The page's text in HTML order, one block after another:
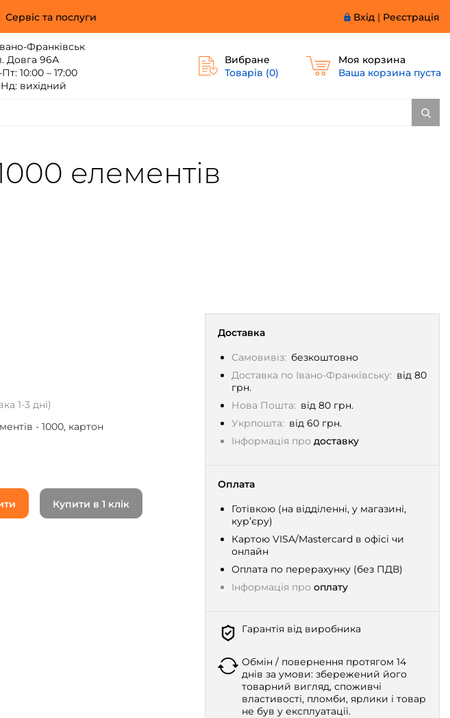
Вхід | Реєстрація
Сервіс та послуги
Франківськ
Довга 96А
10:00 – 17:00
вихідний
Вибране
Товарів (0)
Моя корзина
Ваша корзина пуста
елементів
Доставка
Самовивіз: безкоштовно
Доставка по Івано-Франківську: від 80
грн.
Нова Пошта: від 80 грн.
Укрпошта: від 60 грн.
Інформація про доставку
Оплата
Готівкою (на відділенні, у магазині,
кур’єру)
Картою VISA/Mastercard в офісі чи
онлайн
Оплата по перерахунку (без ПДВ)
Інформація про оплату
Гарантія від виробника
Обмін / повернення протягом 14
днів за умови: збережений його
товарний вигляд, споживчі
властивості, пломби, ярлики і товар
не був у експлуатації.
1-3 дні)
- 1000, картон
Купити в 1 клік